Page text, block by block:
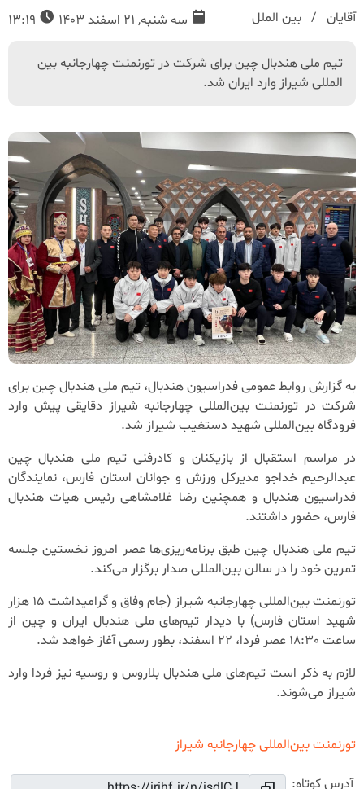
آقایان بین الملل سه شنبه, 21 اسفند 1403
تیم ملی هندبال چین براى شرکت در تورنمنت چهارجانبه بین
المللی شیراز وارد ایران شد.
به گزارش روابط عمومی فدراسیون هندبال، تیم ملی هندبال چین برای
شرکت در تورنمنت بین‌المللی چهارجانبه شیراز دقایقی پیش وارد
فرودگاه بین‌المللی شهید دستغیب شیراز شد.
در مراسم استقبال از بازیکنان و کادرفنی تیم ملی هندبال چین
عبدالرحیم خداجو مدیرکل ورزش و جوانان استان فارس، نمایندگان
فدراسیون هندبال و همچنین رضا غلامشاهی رئیس هیات هندبال
فارس، حضور داشتند.
تیم ملی هندبال چین طبق برنامه‌ریزی‌ها عصر امروز نخستین جلسه
تمرین خود را در سالن بین‌المللی صدار برگزار می‌کند.
تورنمنت بین‌المللی چهارجانبه شیراز (جام وفاق و گرامیداشت 15 هزار
شهید استان فارس) با دیدار تیم‌های ملی هندبال ایران و چین از
ساعت 18:30 عصر فردا، 22 اسفند، بطور رسمی آغاز خواهد شد.
لازم به ذکر است تیم‌های ملی هندبال بلاروس و روسیه نیز فردا وارد
شیراز می‌شوند.
تورنمنت بین‌المللی چهارجانبه شیراز
آدرس کوتاه: